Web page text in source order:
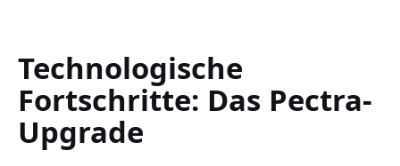
Technologische
Fortschritte: Das Pectra-
Upgrade